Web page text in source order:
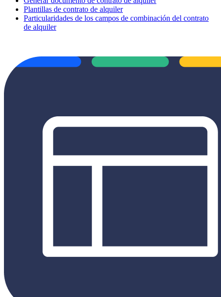
Plantillas de contrato de alquiler
Particularidades de los campos de combinación del contrato
de alquiler